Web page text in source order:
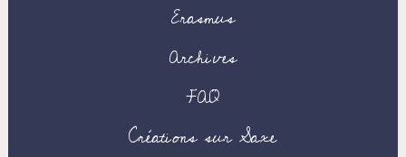
Erasmus
Archives
FAQ
Créations sur Saxe